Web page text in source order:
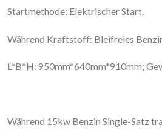
Startmethode: Elektrischer Start.
Während Kraftstoff: Bleifreies
L*B*H: 950mm*640mm*910mm;
Während 15kw Benzin Single-Satz